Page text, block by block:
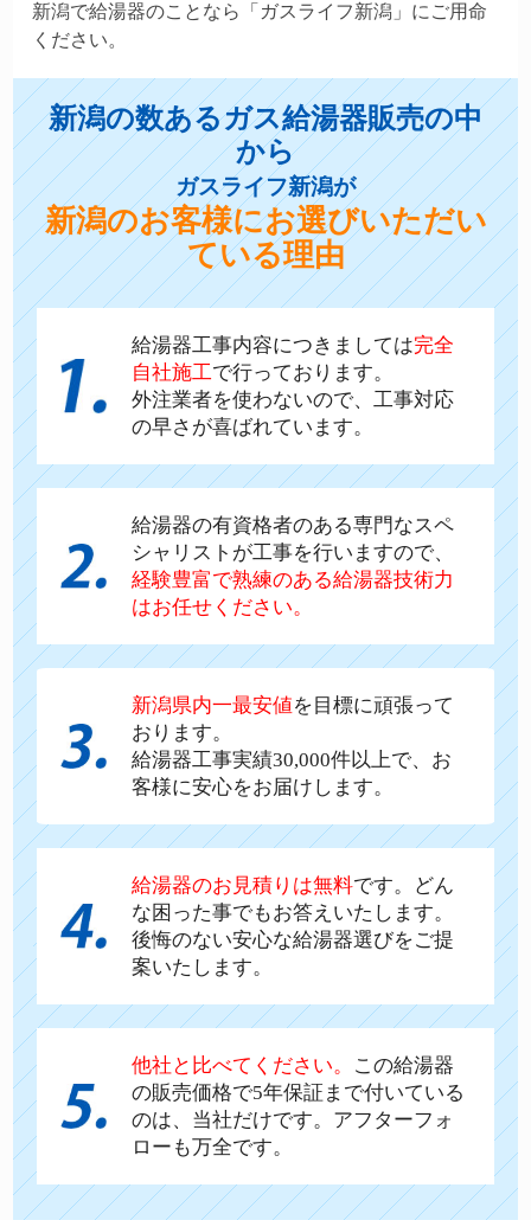
新潟で給湯器のことなら「ガスライフ新潟」にご用命
ください。
新潟の数あるガス給湯器販売の中
から
ガスライフ新潟が
新潟のお客様にお選びいただい
ている理由
給湯器工事内容につきましては完全
自社施工で行っております。
外注業者を使わないので、工事対応
の早さが喜ばれています。
給湯器の有資格者のある専門なスペ
シャリストが工事を行いますので、
経験豊富で熟練のある給湯器技術力
はお任せください。
新潟県内一最安値を目標に頑張って
おります。
給湯器工事実績30,000件以上で、お
客様に安心をお届けします。
給湯器のお見積りは無料です。どん
な困った事でもお答えいたします。
後悔のない安心な給湯器選びをご提
案いたします。
他社と比べてください。 この給湯器
の販売価格で5年保証まで付いている
のは、当社だけです。アフターフォ
ローも万全です。